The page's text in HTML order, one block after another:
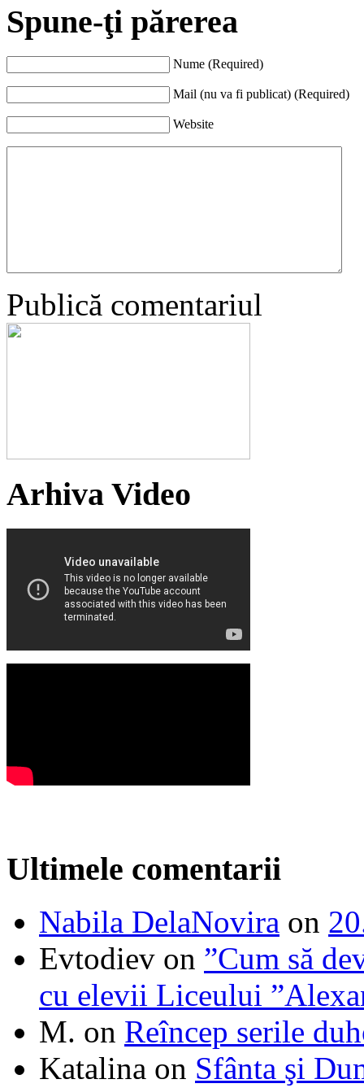
Spune-ţi părerea
Nume (Required)
Mail (nu va fi publicat) (Required)
Website
Publică comentariul
Arhiva Video
Ultimele comentarii
Nabila DelaNovira on
Evtodiev on ”Cum să
cu elevii Liceului
M. on Reîncep serile
Katalina on Sfânta şi